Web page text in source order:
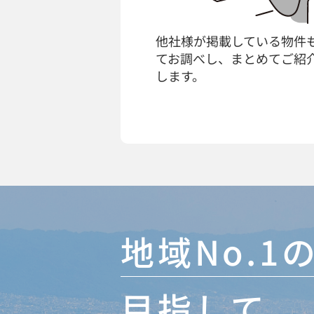
他社様が掲載している物件
てお調べし、まとめてご紹
します。
地域No.1